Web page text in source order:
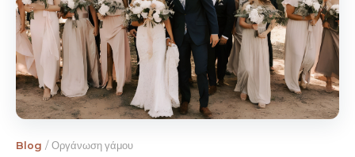
Blog / Οργάνωση γάμου